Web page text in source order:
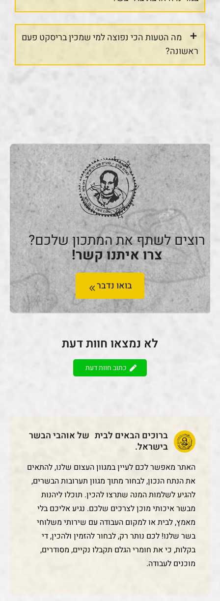
מה הטעות הכי נפוצה למי שמכין בריסקט פעם
ראשונה?
רוצים לשתף את המתכון שלכם?
צרו איתנו קשר!
בואו נדבר
לא נמצאו חוות דעת
כתוב חוות דעת
ברוכים הבאים לבית של אוהבי הבשר
בישראל.
האתר מאפשר לכם לעיין במגוון העצום שלנו, להתאים
את הנתח הנכון, לבחור מתוך מגוון תערובות הבשרים,
להגיע לשלמות המנה שתרצו להכין. תוכלו ליהנות
מבשר איכותי מוכן לצרכים שלכם. נגיע אליכם בלי
מאמץ, לבית או למקום העבודה עם שירותי משלוחי
בשר שלנו! לכם נותר רק, לבחור להזמין ולהכין, די
בקלות, כי את חומרי הגלם תקבלו נקיים, מסודרים,
מוכנים לעבודה.